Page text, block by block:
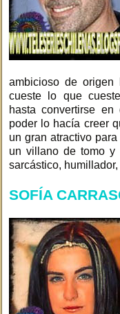
ambicioso de
cueste lo que
hasta convertirse
poder lo hacía creer
un gran atractivo
un villano de tomo y
sarcástico,
SOFÍA